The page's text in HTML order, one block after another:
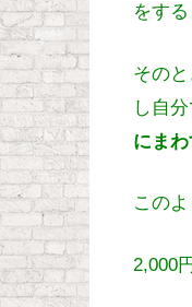
をする
その
し自
にま
この
2,000